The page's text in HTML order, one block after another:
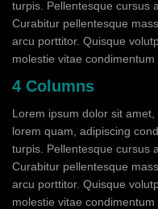
turpis. Pellentesque cursus
Curabitur pellentesque
arcu porttitor. Quisque
molestie vitae
4 Columns
Lorem ipsum dolor sit
lorem quam, adipiscing
turpis. Pellentesque cursus
Curabitur pellentesque
arcu porttitor. Quisque
molestie vitae